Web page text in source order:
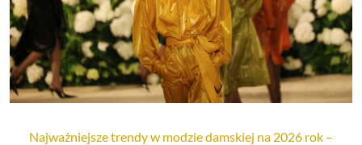
Najważniejsze trendy w modzie damskiej na 2026 rok –